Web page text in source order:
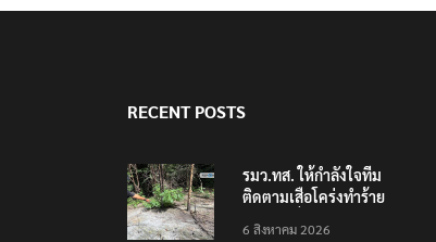
RECENT POSTS
รมว.ทส. ให้กำลังใจทีม
ติดตามเสือโคร่งทำร้าย
6 สิงหาคม 2026